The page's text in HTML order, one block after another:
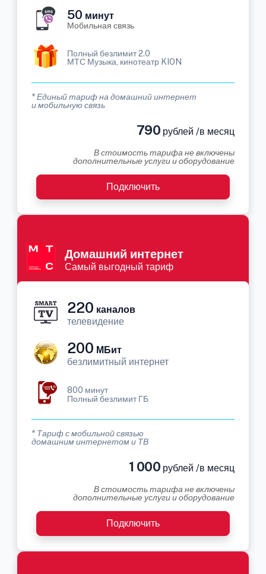
50 минут
Мобильная связь
Полный безлимит 2.0
МТС Музыка, кинотеатр KION
* Единый тариф на домашний интернет
и мобильную связь
790 рублей /в месяц
В стоимость тарифа не включены
дополнительные услуги и оборудование
Подключить
Домашний интернет
Самый выгодный тариф
220 каналов
телевидение
200 МБит
безлимитный интернет
800 минут
Полный безлимит ГБ
* Тариф с мобильной связью
домашним интернетом и ТВ
1 000 рублей /в месяц
В стоимость тарифа не включены
дополнительные услуги и оборудование
Подключить